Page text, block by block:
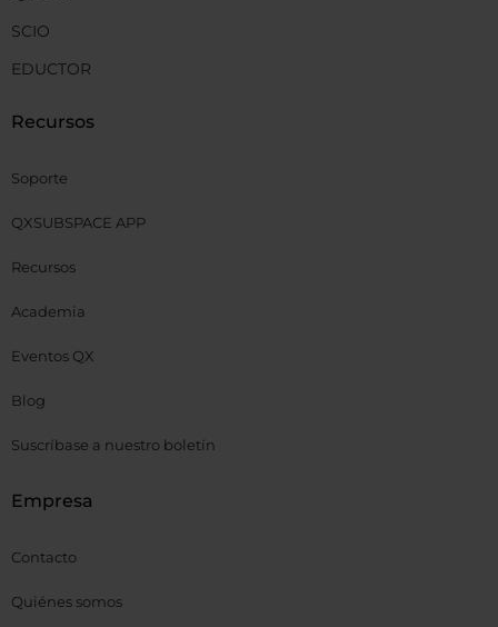
SCIO
EDUCTOR
Recursos
Soporte
QXSUBSPACE APP
Recursos
Academia
Eventos QX
Blog
Suscríbase a nuestro boletín
Empresa
Contacto
Quiénes somos